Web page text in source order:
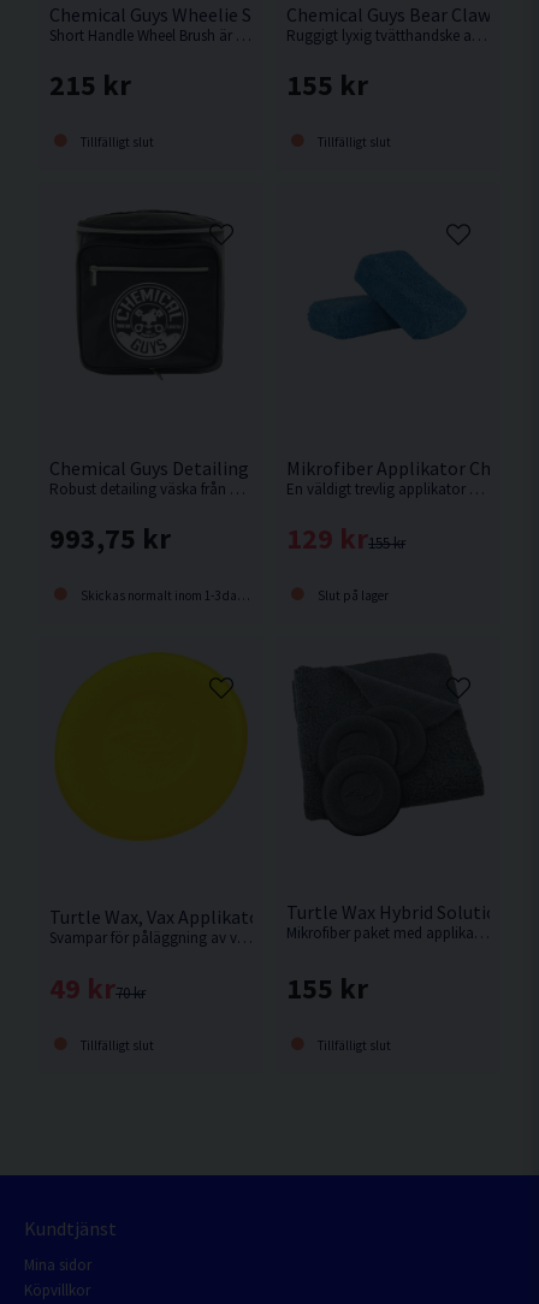
Chemical Guys Wheelie Short Handle Wheel Brush
Short Handle Wheel Brush är en stark men samtidigt skonsam borste för tuffa jobb.
215 kr
Tillfälligt slut
Chemical Guys Bear Claw
Ruggigt lyxig tvätthandske av syntetisk björnpäls.
155 kr
Tillfälligt slut
Chemical Guys Detailing Bag
Robust detailing väska från Chemical Guys .
993,75 kr
Skickas normalt inom 1-3 dagar
Mikrofiber Applikator
En väldigt trevlig applikator med en härlig yta av mikrofiber av hög kvalitet.
155 kr
129 kr
Slut på lager
Turtle Wax, Vax Applikator 3p
Svampar för påläggning av vax, cleaner och andra produkter för vinyl och plast.
70 kr
49 kr
Tillfälligt slut
Turtle Wax Hybrid Solutions
Mikrofiber paket med applikatorsvampar och en mikrofiberduk.
155 kr
Tillfälligt slut
Kundtjänst
Mina sidor
Köpvillkor